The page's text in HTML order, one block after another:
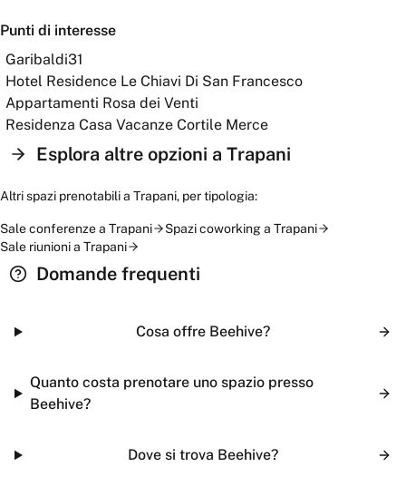
Punti di interesse
Garibaldi31
Hotel Residence Le Chiavi Di San Francesco
Appartamenti Rosa dei Venti
Residenza Casa Vacanze Cortile Merce
Esplora altre opzioni a Trapani
Altri spazi prenotabili a Trapani, per tipologia:
Sale conferenzea Trapani Spazi coworkinga Trapani
Sale riunionia Trapani
Domande frequenti
Cosa offre Beehive?
Quanto costa prenotare uno spazio presso
Beehive?
Dove si trova Beehive?